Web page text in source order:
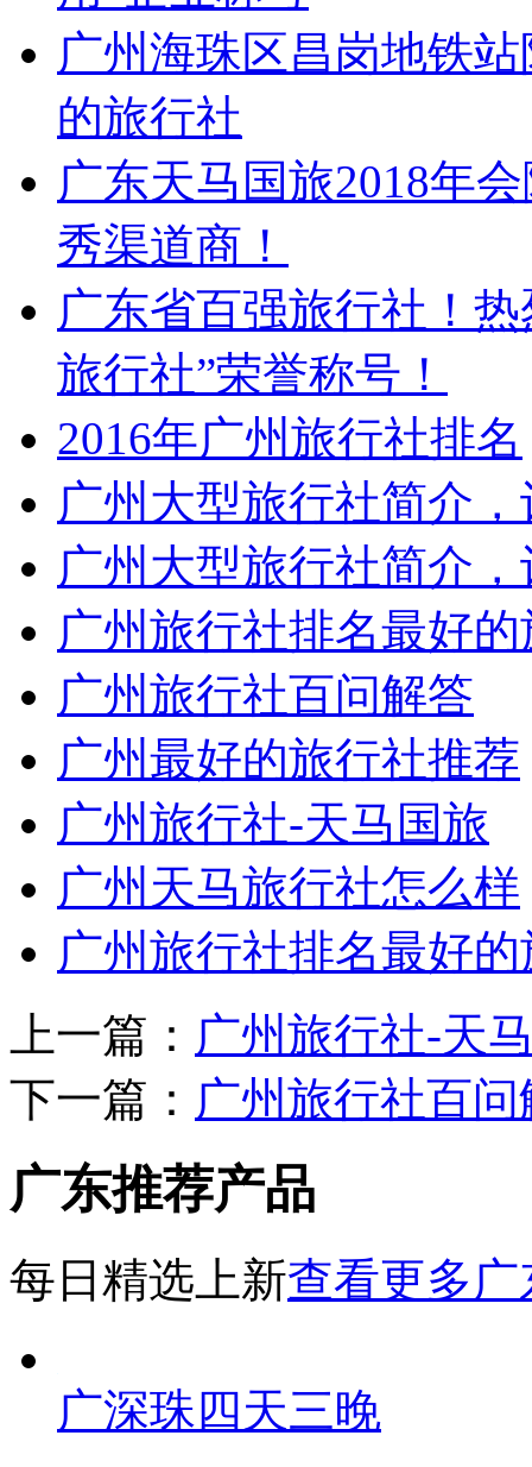
广州海珠区昌岗地铁
的旅行社
广东天马国旅2018年
秀渠道商！
广东省百强旅行社！
旅行社”荣誉称号！
2016年广州旅行社排名
广州大型旅行社简介
广州大型旅行社简介
广州旅行社排名最好
广州旅行社百问解答
广州最好的旅行社推荐
广州旅行社-天马国旅
广州天马旅行社怎么样
广州旅行社排名最好
上一篇： 广州旅行社-天
下一篇： 广州旅行社百问
广东推荐产品
每日精选上新查看更多广
广深珠四天三晚